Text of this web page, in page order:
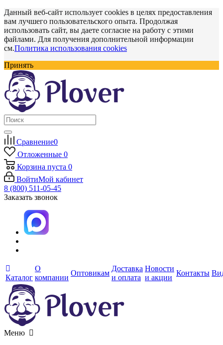
Данный веб-сайт использует cookies в целях предоставления
вам лучшего пользовательского опыта. Продолжая
использовать сайт, вы даете согласие на работу с этими
файлами. Для получения дополнительной информации
см.Политика использования cookies
Принять
Сравнение0
Отложенные 0
Корзина пуста 0
ВойтиМой кабинет
8 (800) 511-05-45
Заказать звонок
Каталог
О
компании
Оптовикам
Доставка
и оплата
Новости
и акции
Контакты
Меню